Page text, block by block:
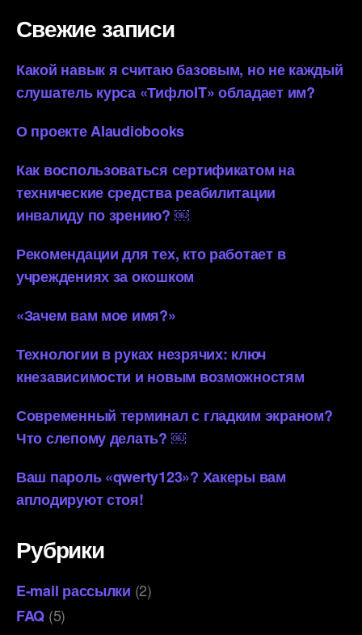
Свежие записи
Какой навык я считаю базовым, но не каждый
слушатель курса «ТифлоIT» обладает им?
О проекте AIaudiobooks
Как воспользоваться сертификатом на
технические средства реабилитации
инвалиду по зрению? ￼
Рекомендации для тех, кто работает в
учреждениях за окошком
«Зачем вам мое имя?»
Технологии в руках незрячих: ключ
кнезависимости и новым возможностям
Современный терминал с гладким экраном?
Что слепому делать? ￼
Ваш пароль «qwerty123»? Хакеры вам
аплодируют стоя!
Рубрики
E-mail рассылки (2)
FAQ (5)